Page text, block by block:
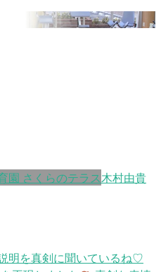
園 さくらのテラス木村由貴
明を真剣に聞いているね♡